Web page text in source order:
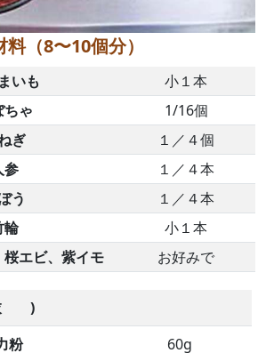
料（8〜10個分）
いも
小１本
ちゃ
1/16個
ぎ
１／４個
参
１／４本
う
１／４本
輪
小１本
エビ、紫イモ
お好みで
)
粉
60g